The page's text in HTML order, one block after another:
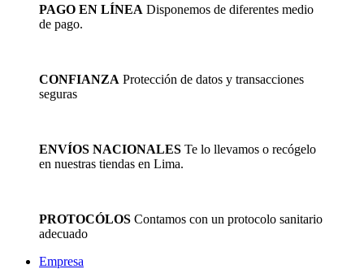
elegir
producto
PAGO EN LÍNEA Disponemos de diferentes medio
de pago.
CONFIANZA Protección de datos y transacciones
seguras
ENVÍOS NACIONALES Te lo llevamos o recógelo
en nuestras tiendas en Lima.
PROTOCÓLOS Contamos con un protocolo sanitario
adecuado
Empresa